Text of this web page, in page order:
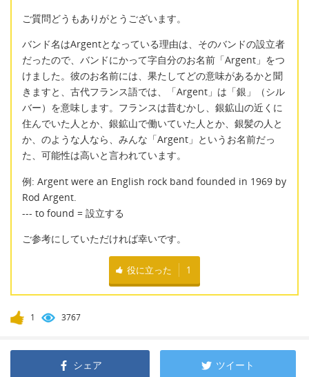
ご質問どうもありがとうございます。
バンド名はArgentとなっている理由は、そのバンドの設立者
だったので、バンドにかって字自分のお名前「Argent」をつ
けました。彼のお名前には、果たしてどの意味があるかと聞
きますと、古代フランス語では、「Argent」は「銀」（シル
バー）を意味します。フランスは昔むかし、銀鉱山の近くに
住んでいた人とか、銀鉱山で働いていた人とか、銀髪の人と
か、のような人なら、みんな「Argent」というお名前だっ
た、可能性は高いと言われています。
例: Argent were an English rock band founded in 1969 by
Rod Argent.
--- to found = 設立する
ご参考にしていただければ幸いです。
役に立った 1
1 3767
シェア ツイート